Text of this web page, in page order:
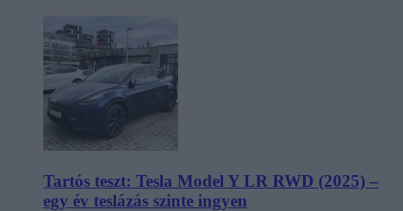
Tartós teszt: Tesla Model Y LR RWD (2025) –
egy év teslázás szinte ingyen